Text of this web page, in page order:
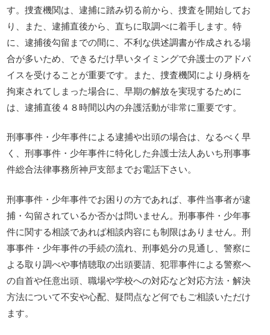
す。捜査機関は、逮捕に踏み切る前から、捜査を開始してお
り、また、逮捕直後から、直ちに取調べに着手します。特
に、逮捕後勾留までの間に、不利な供述調書が作成される場
合が多いため、できるだけ早いタイミングで弁護士のアドバ
イスを受けることが重要です。また、捜査機関により身柄を
拘束されてしまった場合に、早期の解放を実現するために
は、逮捕直後４８時間以内の弁護活動が非常に重要です。
刑事事件・少年事件による逮捕や出頭の場合は、なるべく早
く、刑事事件・少年事件に特化した弁護士法人あいち刑事事
件総合法律事務所神戸支部までお電話下さい。
刑事事件・少年事件でお困りの方であれば、事件当事者が逮
捕・勾留されているか否かは問いません。刑事事件・少年事
件に関する相談であれば相談内容にも制限はありません。刑
事事件・少年事件の手続の流れ、刑事処分の見通し、警察に
よる取り調べや事情聴取の出頭要請、犯罪事件による警察へ
の自首や任意出頭、職場や学校への対応など対応方法・解決
方法について不安や心配、疑問点など何でもご相談いただけ
ます。